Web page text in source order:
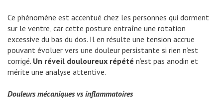
Ce phénomène est accentué chez les personnes qui dorment
sur le ventre, car cette posture entraîne une rotation
excessive du bas du dos. Il en résulte une tension accrue
pouvant évoluer vers une douleur persistante si rien n’est
corrigé. Un réveil douloureux répété n’est pas anodin et
mérite une analyse attentive.
Douleurs mécaniques vs inflammatoires